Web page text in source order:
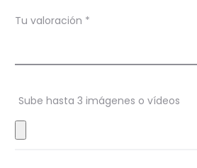
i
o
e
s
Tu valoración *
Sube hasta 3 imágenes o vídeos